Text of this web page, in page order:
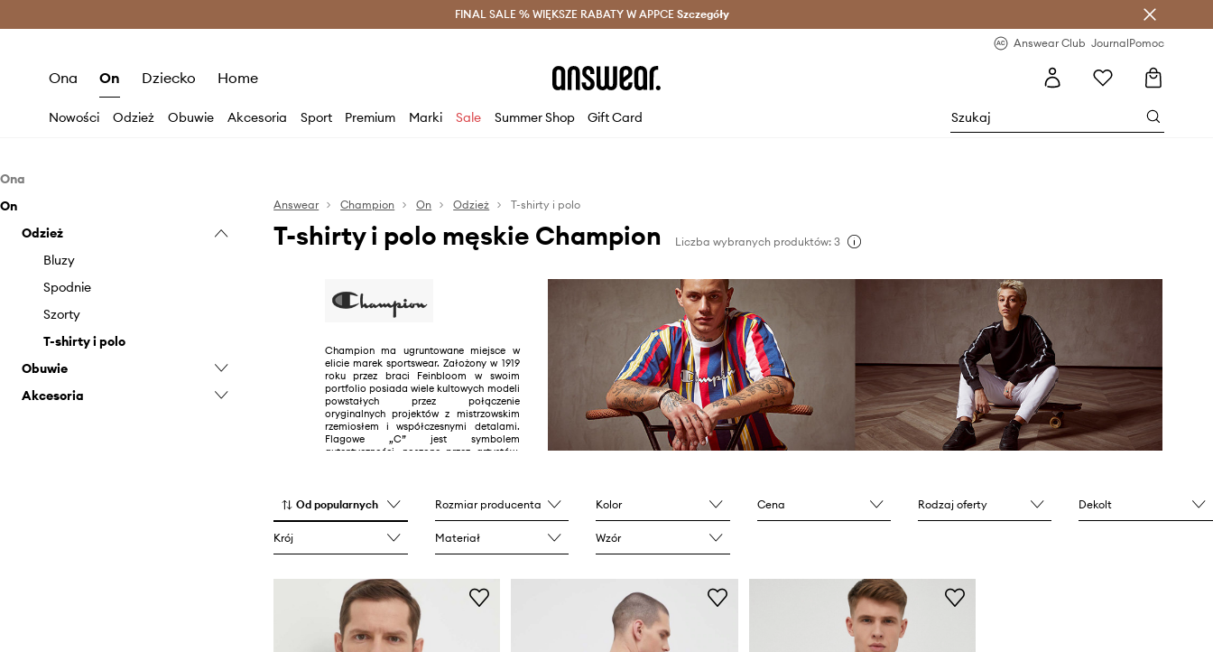
Oszczędzaj z Answear Club > Dostawa nawet w 24h >
FINAL SALE % WIĘKSZE RABATY W APPCE Szczegóły
Answear Club JournalPomoc
Ona On Dziecko Home
Nowości Odzież Obuwie Akcesoria Sport Premium Marki Sale Summer Shop Gift Card
Ona
Bielizna
Bluzy
Kurtki
Stroje kąpielowe
Spodnie i legginsy
Szorty
Topy i t-shirty
Obuwie
Sneakersy
Akcesoria
Czapki i kapelusze
On
Odzież
Bluzy
Spodnie
Szorty
T-shirty i polo
Obuwie
Sneakersy
Akcesoria
Answear Champion On Odzież T-shirty i polo
T-shirty i polo męskie Champion Liczba wybranych produktów: 3
Champion ma ugruntowane miejsce w
elicie marek sportswear. Założony w 1919
roku przez braci Feinbloom w swoim
portfolio posiada wiele kultowych modeli
powstałych przez połączenie
oryginalnych projektów z mistrzowskim
rzemiosłem i współczesnymi detalami.
Flagowe „C” jest symbolem
autentyczności, noszone przez artystów,
Od popularnych Rozmiar producenta Kolor Cena Rodzaj oferty Dekolt
Krój Materiał Wzór